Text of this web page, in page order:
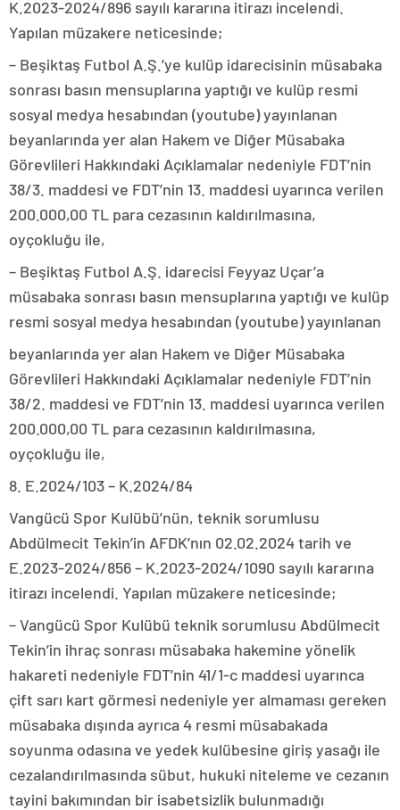
K.2023-2024/896 sayılı kararına itirazı incelendi.
Yapılan müzakere neticesinde;
– Beşiktaş Futbol A.Ş.’ye kulüp idarecisinin müsabaka
sonrası basın mensuplarına yaptığı ve kulüp resmi
sosyal medya hesabından (youtube) yayınlanan
beyanlarında yer alan Hakem ve Diğer Müsabaka
Görevlileri Hakkındaki Açıklamalar nedeniyle FDT’nin
38/3. maddesi ve FDT’nin 13. maddesi uyarınca verilen
200.000,00 TL para cezasının kaldırılmasına,
oyçokluğu ile,
– Beşiktaş Futbol A.Ş. idarecisi Feyyaz Uçar’a
müsabaka sonrası basın mensuplarına yaptığı ve kulüp
resmi sosyal medya hesabından (youtube) yayınlanan
beyanlarında yer alan Hakem ve Diğer Müsabaka
Görevlileri Hakkındaki Açıklamalar nedeniyle FDT’nin
38/2. maddesi ve FDT’nin 13. maddesi uyarınca verilen
200.000,00 TL para cezasının kaldırılmasına,
oyçokluğu ile,
8. E.2024/103 – K.2024/84
Vangücü Spor Kulübü’nün, teknik sorumlusu
Abdülmecit Tekin’in AFDK’nın 02.02.2024 tarih ve
E.2023-2024/856 – K.2023-2024/1090 sayılı kararına
itirazı incelendi. Yapılan müzakere neticesinde;
– Vangücü Spor Kulübü teknik sorumlusu Abdülmecit
Tekin’in ihraç sonrası müsabaka hakemine yönelik
hakareti nedeniyle FDT’nin 41/1-c maddesi uyarınca
çift sarı kart görmesi nedeniyle yer almaması gereken
müsabaka dışında ayrıca 4 resmi müsabakada
soyunma odasına ve yedek kulübesine giriş yasağı ile
cezalandırılmasında sübut, hukuki niteleme ve cezanın
tayini bakımından bir isabetsizlik bulunmadığı